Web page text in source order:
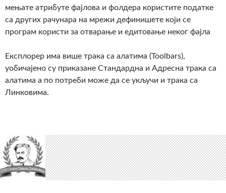
мењате атрибуте фајлова и фолдера користите податке
са других рачунара на мрежи дефинишете који се
програм користи за отварање и едитовање неког фајла
Експлорер има више трака са алатима (Toolbars),
уобичајено су приказане Стандардна и Адресна трака са
алатима а по потреби може да се укључи и трака са
Линковима.